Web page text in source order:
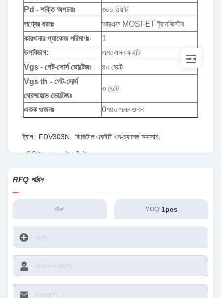
Pd - শক্তি অপচয়ঃ
৩০০ ওয়াট
পণ্যের ধরনঃ
আরএফ MOSFET ট্রানজিস্টর
কারখানার প্যাকেজ পরিমাণঃ
1
উপবিভাগ:
এমওএসএফইটি
Vgs - গেট-সোর্স ভোল্টেজঃ
৪০ ভোল্ট
Vgs th - গেট-সোর্স
থ্রেশহোল্ড ভোল্টেজঃ
৩ ভোল্ট
একক ওজনঃ 0৭৪০৭৮৮ ওনস
ট্যাগ: FDV303N ডিজিটাল এফইটি এন-চ্যানেল অনসেমি,
ডিজিটাল আরএফ ট্রানজিস্টর
RFQ পাঠান
স্টক: MOQ: 1pcs